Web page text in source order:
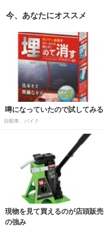
今、あなたにオススメ
噂になっていたので試してみる
自動車、バイク
現物を見て買えるのが店頭販売
の強み